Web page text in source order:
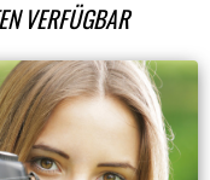
VERFÜGBAR